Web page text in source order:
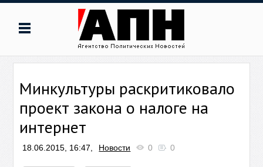
Минкультуры раскритиковало
проект закона о налоге на
интернет
18.06.2015, 16:47, Новости 0 0